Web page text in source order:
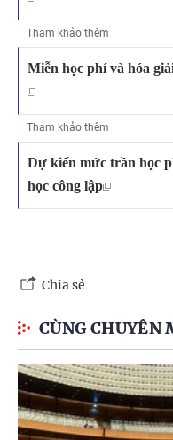
Tham khảo thêm
Miễn học phí và hóa
Tham khảo thêm
Dự kiến mức trần học
học công lập
Chia sẻ
CÙNG CHUYÊN